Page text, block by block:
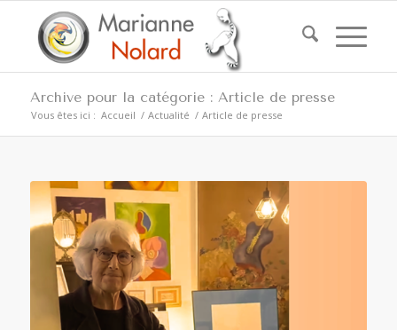
Archive pour la catégorie : Article de presse
Vous êtes ici : Accueil / Actualité / Article de presse